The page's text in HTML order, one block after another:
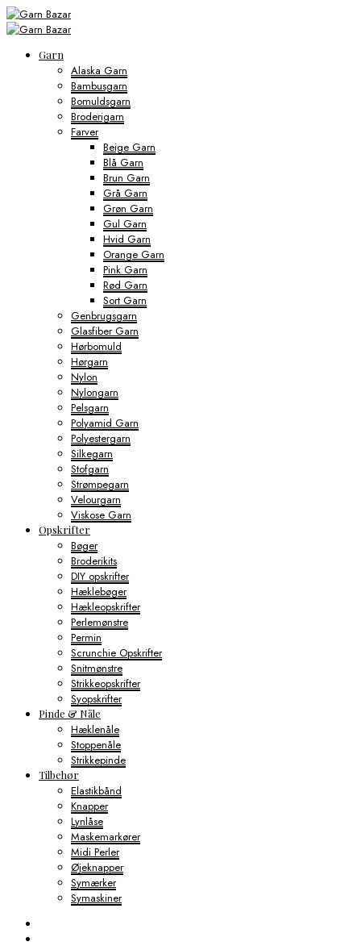
Garn
Alaska Garn
Bambusgarn
Bomuldsgarn
Broderigarn
Farver
Beige Garn
Blå Garn
Brun Garn
Grå Garn
Grøn Garn
Gul Garn
Hvid Garn
Orange Garn
Pink Garn
Rød Garn
Sort Garn
Genbrugsgarn
Glasfiber Garn
Hørbomuld
Hørgarn
Nylon
Nylongarn
Pelsgarn
Polyamid Garn
Polyestergarn
Silkegarn
Stofgarn
Strømpegarn
Velourgarn
Viskose Garn
Opskrifter
Bøger
Broderikits
DIY opskrifter
Hæklebøger
Hækleopskrifter
Perlemønstre
Permin
Scrunchie Opskrifter
Snitmønstre
Strikkeopskrifter
Syopskrifter
Pinde & Nåle
Hæklenåle
Stoppenåle
Strikkepinde
Tilbehør
Elastikbånd
Knapper
Lynlåse
Maskemarkører
Midi Perler
Øjeknapper
Symærker
Symaskiner